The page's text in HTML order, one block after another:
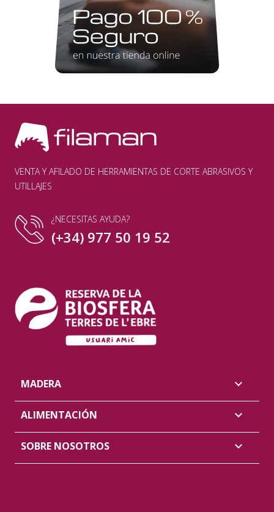
VENTA Y AFILADO DE HERRAMIENTAS DE CORTE ABRASIVOS Y
UTILLAJES
¿NECESITAS AYUDA?
(+34) 977 50 19 52
MADERA 
ALIMENTACIÓN 
SOBRE NOSOTROS 